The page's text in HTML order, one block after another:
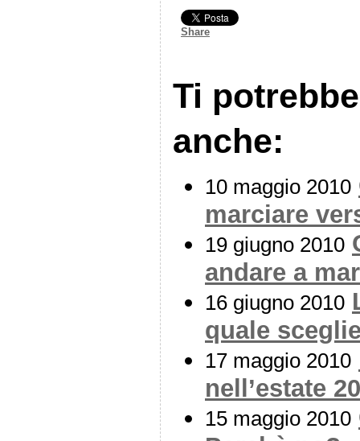
Share
Ti
anche:
10 maggio 2010
marciare
19 giugno 2010
andare a
16 giugno 2010
quale
17 maggio 2010
nell’estate
15 maggio 2010